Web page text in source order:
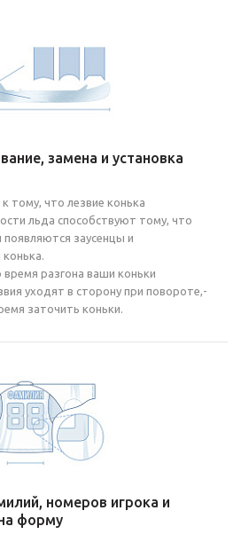
замена и установка
тому, что лезвие конька
льда способствуют тому, что
заусенцы и
разгона ваши коньки
уходят в сторону при повороте,-
заточить коньки.
номеров игрока и
форму